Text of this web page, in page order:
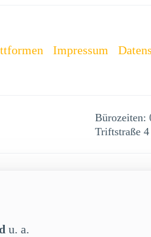
Impressum
Bürozeiten:
Triftstraße
u. a.